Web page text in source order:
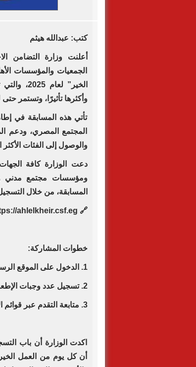
كتب: عبدالله هيثم
أعلنت وزارة التضامن
الجمعيات والمؤسسات
الخير”
وأكثرها تأثيرًا، وتستمر
تأتي هذه المسابقة في
المجتمع المصري، ودعم
والوصول إلى الفئات الأكثر
دعت الوزارة كافة
ومؤسسات مجتمع مدني
المسابقة، من خلال
🔗 https://ahlelkheir.csf.eg/
خطوات المشاركة:
1. الدخول على الموقع الرسمي وتسجيل البيانات الأساسية.
2. تسجيل عدد وجبات الإطعام المقدمة بشكل يومي.
3. متابعة التقدم عبر قوائم الإنجاز المحدثة باستمرار.
اكدت الوزارة أن باب
أن كل يوم من العمل